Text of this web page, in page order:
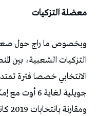
معضلة التزكيات
وبخصوص ما راج حول
التزكيات الشعبية، بين
جويلية لغاية